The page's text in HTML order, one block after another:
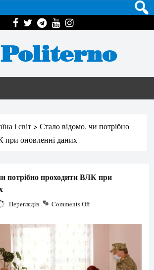
Politerno
і світ > Стало відомо, чи потрібно
при оновленні даних
потрібно проходити ВЛК при
Переглядів Comments Off